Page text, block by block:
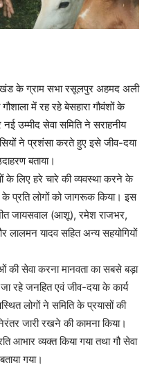
के ग्राम सभा रसूलपुर अहमद अली
में रह रहे बेसहारा गौवंशों के
उम्मीद सेवा समिति ने सराहनीय
ने प्रशंसा करते हुए इसे जीव-दया
बताया।
के लिए हरे चारे की व्यवस्था करने के
प्रति लोगों को जागरूक किया। इस
जायसवाल (आशू), रमेश राजभर,
लालमन यादव सहित अन्य सहयोगियों
सेवा करना मानवता का सबसे बड़ा
रहे जनहित एवं जीव-दया के कार्य
लोगों ने समिति के प्रयासों की
जारी रखने की कामना किया।
आभार व्यक्त किया गया तथा गौ सेवा
गया।